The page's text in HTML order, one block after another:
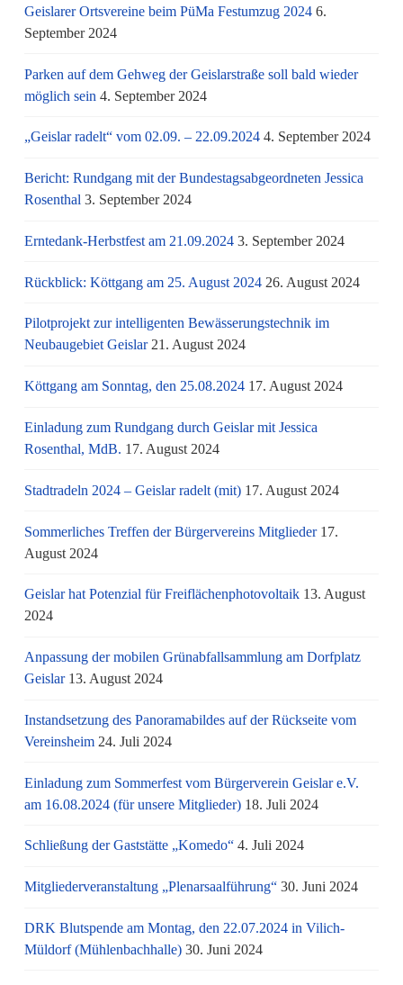
Geislarer Ortsvereine beim PüMa Festumzug 2024 6.
September 2024
Parken auf dem Gehweg der Geislarstraße soll bald wieder
möglich sein 4. September 2024
„Geislar radelt“ vom 02.09. – 22.09.2024 4. September 2024
Bericht: Rundgang mit der Bundestagsabgeordneten Jessica
Rosenthal 3. September 2024
Erntedank-Herbstfest am 21.09.2024 3. September 2024
Rückblick: Köttgang am 25. August 2024 26. August 2024
Pilotprojekt zur intelligenten Bewässerungstechnik im
Neubaugebiet Geislar 21. August 2024
Köttgang am Sonntag, den 25.08.2024 17. August 2024
Einladung zum Rundgang durch Geislar mit Jessica
Rosenthal, MdB. 17. August 2024
Stadtradeln 2024 – Geislar radelt (mit) 17. August 2024
Sommerliches Treffen der Bürgervereins Mitglieder 17.
August 2024
Geislar hat Potenzial für Freiflächenphotovoltaik 13. August
2024
Anpassung der mobilen Grünabfallsammlung am Dorfplatz
Geislar 13. August 2024
Instandsetzung des Panoramabildes auf der Rückseite vom
Vereinsheim 24. Juli 2024
Einladung zum Sommerfest vom Bürgerverein Geislar e.V.
am 16.08.2024 (für unsere Mitglieder) 18. Juli 2024
Schließung der Gaststätte „Komedo“ 4. Juli 2024
Mitgliederveranstaltung „Plenarsaalführung“ 30. Juni 2024
DRK Blutspende am Montag, den 22.07.2024 in Vilich-
Müldorf (Mühlenbachhalle) 30. Juni 2024